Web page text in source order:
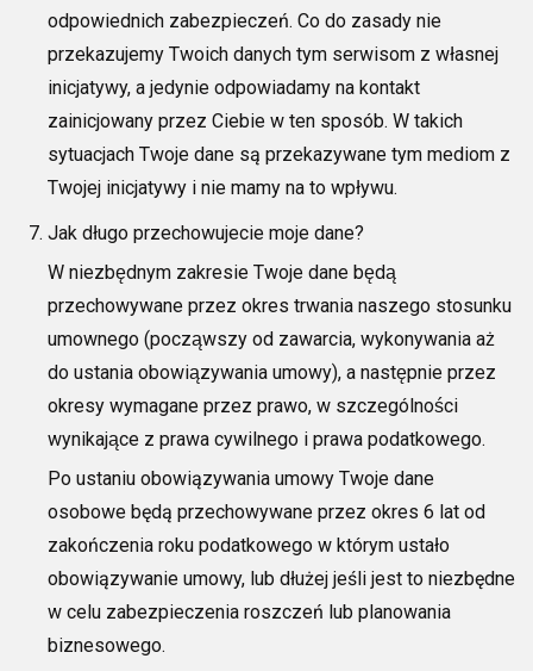
odpowiednich zabezpieczeń. Co do zasady nie
przekazujemy Twoich danych tym serwisom z własnej
inicjatywy, a jedynie odpowiadamy na kontakt
zainicjowany przez Ciebie w ten sposób. W takich
sytuacjach Twoje dane są przekazywane tym mediom z
Twojej inicjatywy i nie mamy na to wpływu.
Jak długo przechowujecie moje dane?
W niezbędnym zakresie Twoje dane będą
przechowywane przez okres trwania naszego stosunku
umownego (począwszy od zawarcia, wykonywania aż
do ustania obowiązywania umowy), a następnie przez
okresy wymagane przez prawo, w szczególności
wynikające z prawa cywilnego i prawa podatkowego.
Po ustaniu obowiązywania umowy Twoje dane
osobowe będą przechowywane przez okres 6 lat od
zakończenia roku podatkowego w którym ustało
obowiązywanie umowy, lub dłużej jeśli jest to niezbędne
w celu zabezpieczenia roszczeń lub planowania
biznesowego.